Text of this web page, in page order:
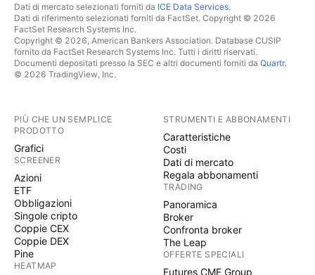
Dati di mercato selezionati forniti da ICE Data Services.
Dati di riferimento selezionati forniti da FactSet. Copyright © 2026
FactSet Research Systems Inc.
Copyright © 2026, American Bankers Association. Database CUSIP
fornito da FactSet Research Systems Inc. Tutti i diritti riservati.
Documenti depositati presso la SEC e altri documenti forniti da Quartr.
© 2026 TradingView, Inc.
PIÙ CHE UN SEMPLICE
PRODOTTO
Grafici
SCREENER
Azioni
ETF
Obbligazioni
Singole cripto
Coppie CEX
Coppie DEX
Pine
HEATMAP
STRUMENTI E ABBONAMENTI
Caratteristiche
Costi
Dati di mercato
Regala abbonamenti
TRADING
Panoramica
Broker
Confronta broker
The Leap
OFFERTE SPECIALI
Futures CME Group